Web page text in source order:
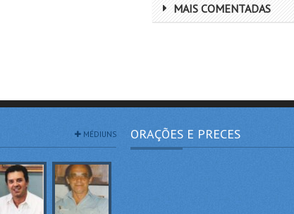
MAIS COMENTADAS
MÉDIUNS ORAÇÕES E PRECES